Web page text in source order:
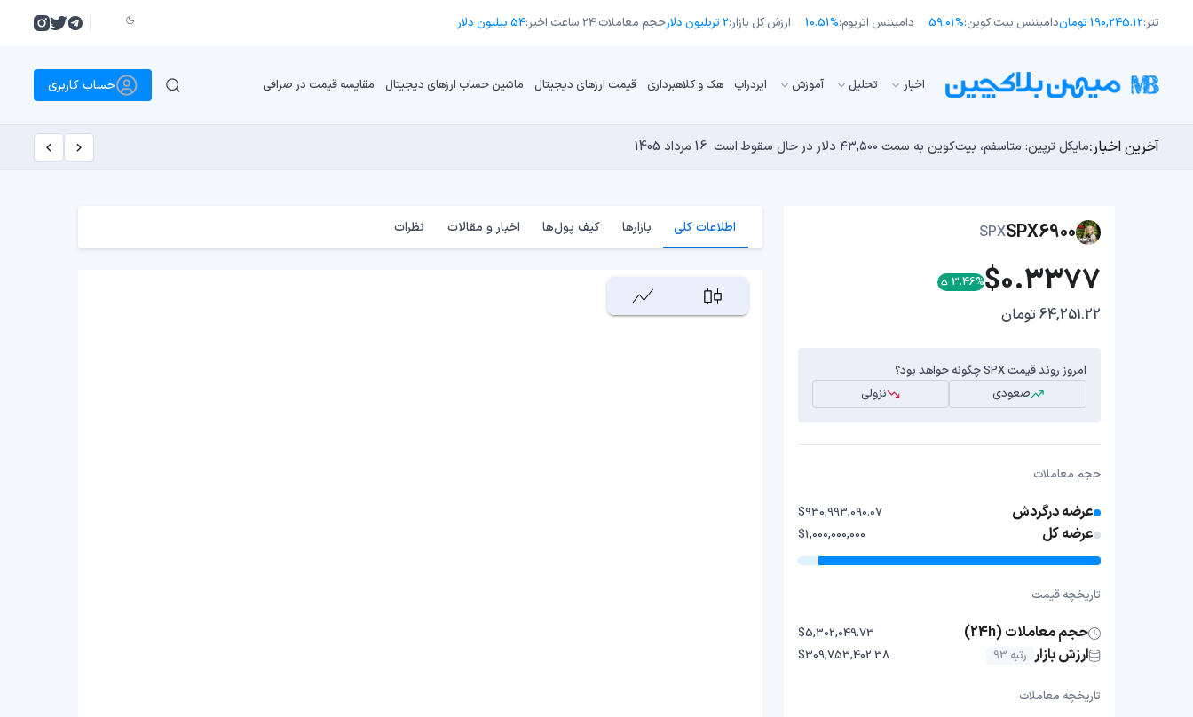
تتر:190,245.12 تومان دامیننس بیت کوین:59.01% دامیننس اتریوم:10.51% ارزش کل بازار:2 تریلیون دلار حجم معاملات 24 ساعت اخیر: 54 بیلیون دلار
اﺧﺒﺎر تحلیل آموزش ایردراپ هک و کلاهبرداری قیمت ارزهای دیجیتال ماشین حساب ارزهای دیجیتال مقایسه قیمت در صرافی حساب کاربری
آخرین اخبار:مایکل ترپین: متاسفم، بیت‌کوین به سمت ۴۳,۵۰۰ دلار در حال سقوط است 16 مرداد 1405 توسعه‌دهندگان بیت‌کوین ۸۵ باگ بحرانی را در یک وضعیت «فوق‌العاده بد» شناسایی کردند
اوج‌گیری طلا با تقاضای چین؛ چرا قیمت بیت کوین در ۶۴ هزار دلار درجا می‌زند؟ 15 مرداد 1405
بدترین نمودار برای گاوهای بیت کوین؛ آیا دوران رالی‌های نجومی به پایان رسیده است؟ 14 مرداد 1405 انتقال ۶۶ میلیون دلاری بیت کوین توسط مایکرواستراتژی؛ آیا فشار فروش جدیدی در راه است؟
SPX6900
SPX
$0.3377
3.46%
64,251.22 تومان
امروز روند قیمت SPX چگونه خواهد بود؟
صعودی
نزولی
حجم معاملات
عرضه درگردش $930,993,090.07
عرضه کل $1,000,000,000
تاریخچه قیمت
حجم معاملات (24h) $5,302,049.73
ارزش بازار رتبه 93 $309,753,402.38
تاریخچه معاملات
اطلاعات کلی بازارها کیف پول‌ها اخبار و مقالات نظرات